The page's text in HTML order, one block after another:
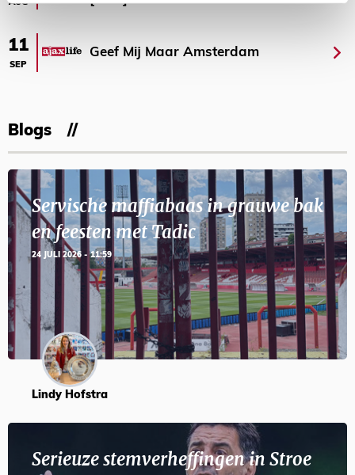
AUG
11
SEP
Geef Mij Maar Amsterdam
Blogs
Servische maffiabaas in grauwe bak
en feesten met Tadic
24 JULI 2026 - 11:59
Lindy Hofstra
Serieuze stemverheffingen in Stroe